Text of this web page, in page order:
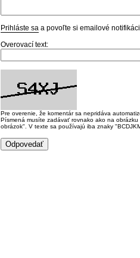
Prihláste sa a povoľte si emailové
Overovací text:
Pre overenie, že komentár sa nepridáva
Písmená musíte zadávať rovnako ako na
obrázok". V texte sa používajú iba znaky